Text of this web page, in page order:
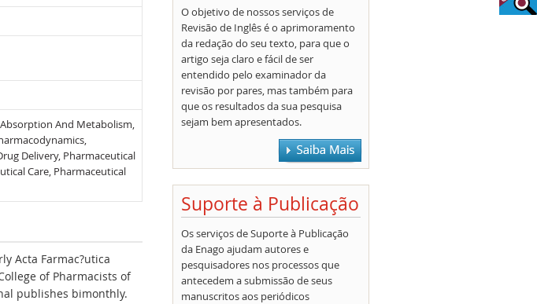
And Metabolism,
Delivery, Pharmaceutical
Care, Pharmaceutical
Acta Farmac?utica
of Pharmacists of
publishes bimonthly.
O objetivo de nossos serviços de
Revisão de Inglês é o aprimoramento
da redação do seu texto, para que o
artigo seja claro e fácil de ser
entendido pelo examinador da
revisão por pares, mas também para
que os resultados da sua pesquisa
sejam bem apresentados.
Suporte à Publicação
Os serviços de Suporte à Publicação
da Enago ajudam autores e
pesquisadores nos processos que
antecedem a submissão de seus
manuscritos aos periódicos